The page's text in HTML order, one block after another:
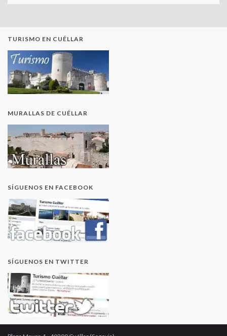
TURISMO EN CUÉLLAR
MURALLAS DE CUÉLLAR
SÍGUENOS EN FACEBOOK
SÍGUENOS EN TWITTER